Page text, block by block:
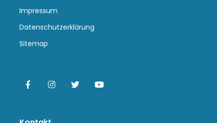
Impressum
Datenschutzerklärung
Sitemap